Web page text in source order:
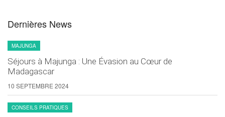
Dernières News
MAJUNGA
Séjours à Majunga : Une Évasion au Cœur de
Madagascar
10 SEPTEMBRE 2024
CONSEILS PRATIQUES